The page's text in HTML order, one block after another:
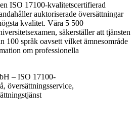
ISO 17100-kvalitetscertifierad
auktoriserade översättningar
kvalitet. Våra 5 500
säkerställer att tjänsten
100 språk oavsett vilket ämnesområde
om professionella
– ISO 17100-
översättningsservice,